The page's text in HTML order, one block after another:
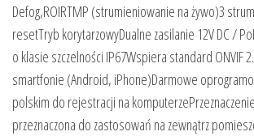
Defog,ROIRTMP (strumieniowanie na żywo)3
resetTryb korytarzowyDualne zasilanie 12V DC /
o klasie szczelności IP67Wspiera standard ONVIF
smartfonie (Android, iPhone)Darmowe
polskim do rejestracji na
przeznaczona do zastosowań na zewnątrz